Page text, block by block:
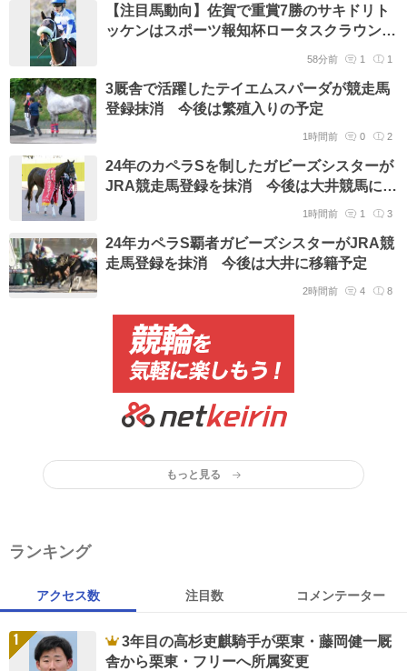
【注目馬動向】佐賀で重賞7勝のサキドリト
ッケンはスポーツ報知杯ロータスクラウン賞
58分前 1 1
3厩舎で活躍したテイエムスパーダが競走馬
登録抹消 今後は繁殖入りの予定
1時間前 0 2
24年のカペラSを制したガビーズシスターが
JRA競走馬登録を抹消 今後は大井競馬に移
1時間前 1 3
24年カペラS覇者ガビーズシスターがJRA競
走馬登録を抹消 今後は大井に移籍予定
2時間前 4 8
もっと見る
ランキング
アクセス数 注目数 コメンテーター
1
3年目の高杉吏麒騎手が栗東・藤岡健一厩
舎から栗東・フリーへ所属変更